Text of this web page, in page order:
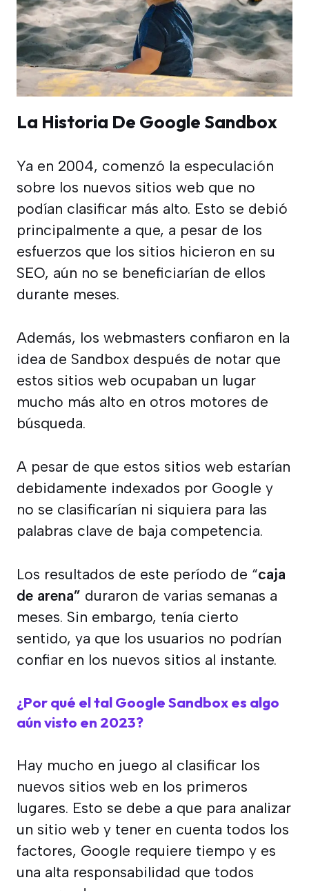
La Historia De Google Sandbox
Ya en 2004, comenzó la especulación
sobre los nuevos sitios web que no
podían clasificar más alto. Esto se debió
principalmente a que, a pesar de los
esfuerzos que los sitios hicieron en su
SEO, aún no se beneficiarían de ellos
durante meses.
Además, los webmasters confiaron en la
idea de Sandbox después de notar que
estos sitios web ocupaban un lugar
mucho más alto en otros motores de
búsqueda.
A pesar de que estos sitios web estarían
debidamente indexados por Google y
no se clasificarían ni siquiera para las
palabras clave de baja competencia.
Los resultados de este período de “caja
de arena” duraron de varias semanas a
meses. Sin embargo, tenía cierto
sentido, ya que los usuarios no podrían
confiar en los nuevos sitios al instante.
¿Por qué el tal Google Sandbox es algo
aún visto en 2023?
Hay mucho en juego al clasificar los
nuevos sitios web en los primeros
lugares. Esto se debe a que para analizar
un sitio web y tener en cuenta todos los
factores, Google requiere tiempo y es
una alta responsabilidad que todos